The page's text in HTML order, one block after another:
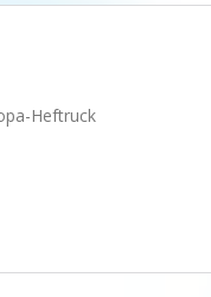
Heftruck